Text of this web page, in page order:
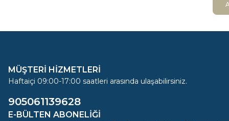
MÜŞTERİ HİZMETLERİ
Haftaiçi 09:00-17:00 saatleri arasında ulaşabilirsiniz.
905061139628
E-BÜLTEN ABONELIĞI